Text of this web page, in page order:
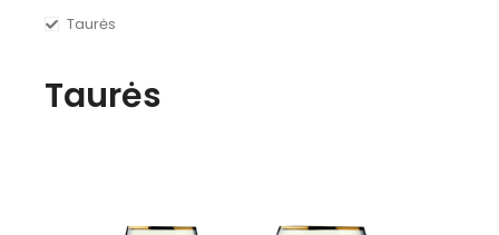
Taurės
Taurės